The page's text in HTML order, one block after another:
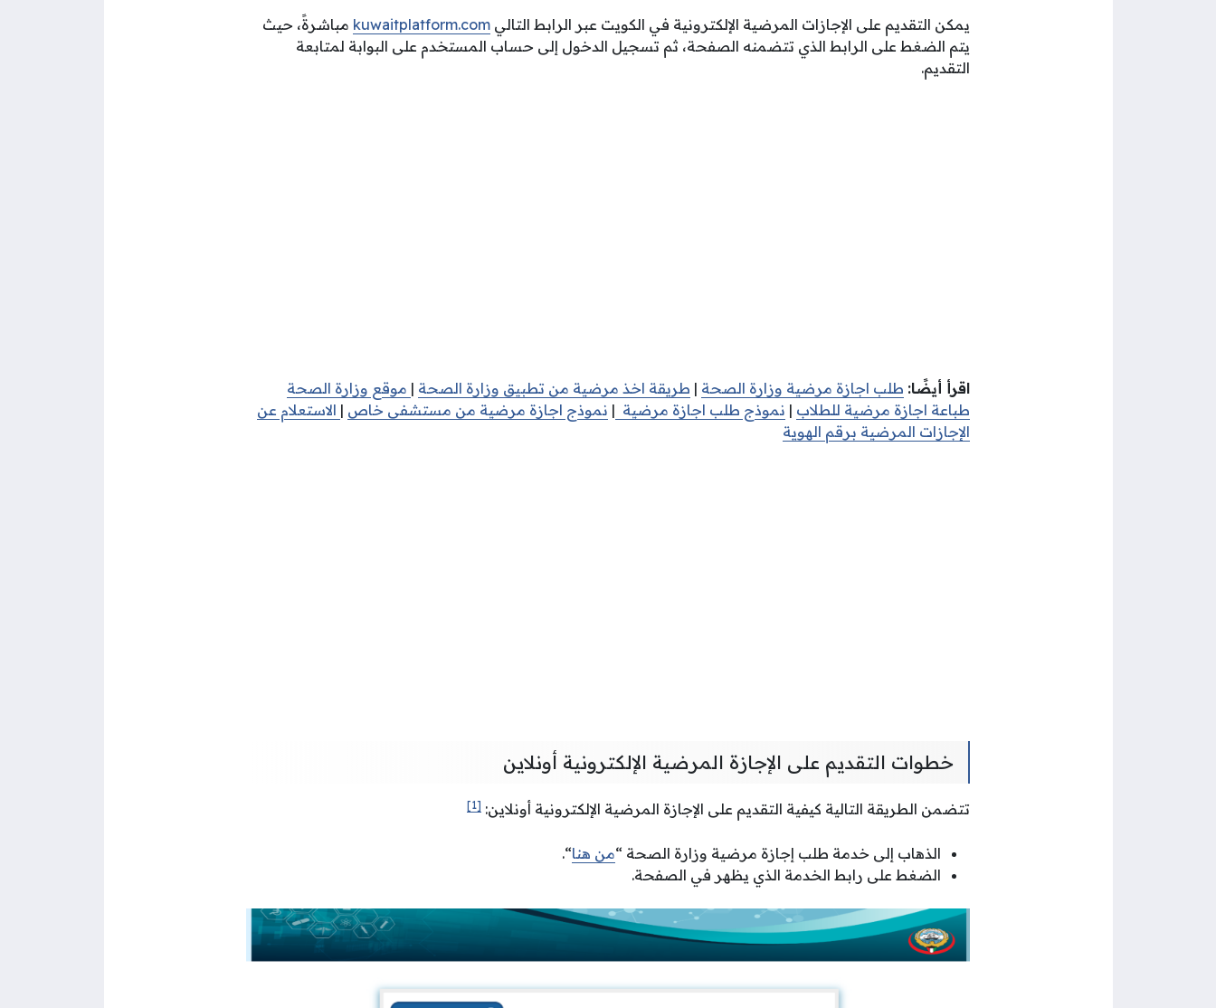
يمكن التقديم على الإجازات المرضية الإلكترونية في الكويت عبر الرابط التالي kuwaitplatform.com مباشرةً، حيث
يتم الضغط على الرابط الذي تتضمنه الصفحة، ثم تسجيل الدخول إلى حساب المستخدم على البوابة لمتابعة
التقديم.
اقرأ أيضًا: طلب اجازة مرضية وزارة الصحة | طريقة اخذ مرضية من تطبيق وزارة الصحة | موقع وزارة الصحة
طباعة اجازة مرضية للطلاب | نموذج طلب اجازة مرضية | نموذج اجازة مرضية من مستشفى خاص | الاستعلام عن
الإجازات المرضية برقم الهوية
خطوات التقديم على الإجازة المرضية الإلكترونية أونلاين
تتضمن الطريقة التالية كيفية التقديم على الإجازة المرضية الإلكترونية أونلاين: [1]
الذهاب إلى خدمة طلب إجازة مرضية وزارة الصحة “من هنا“.
الضغط على رابط الخدمة الذي يظهر في الصفحة.